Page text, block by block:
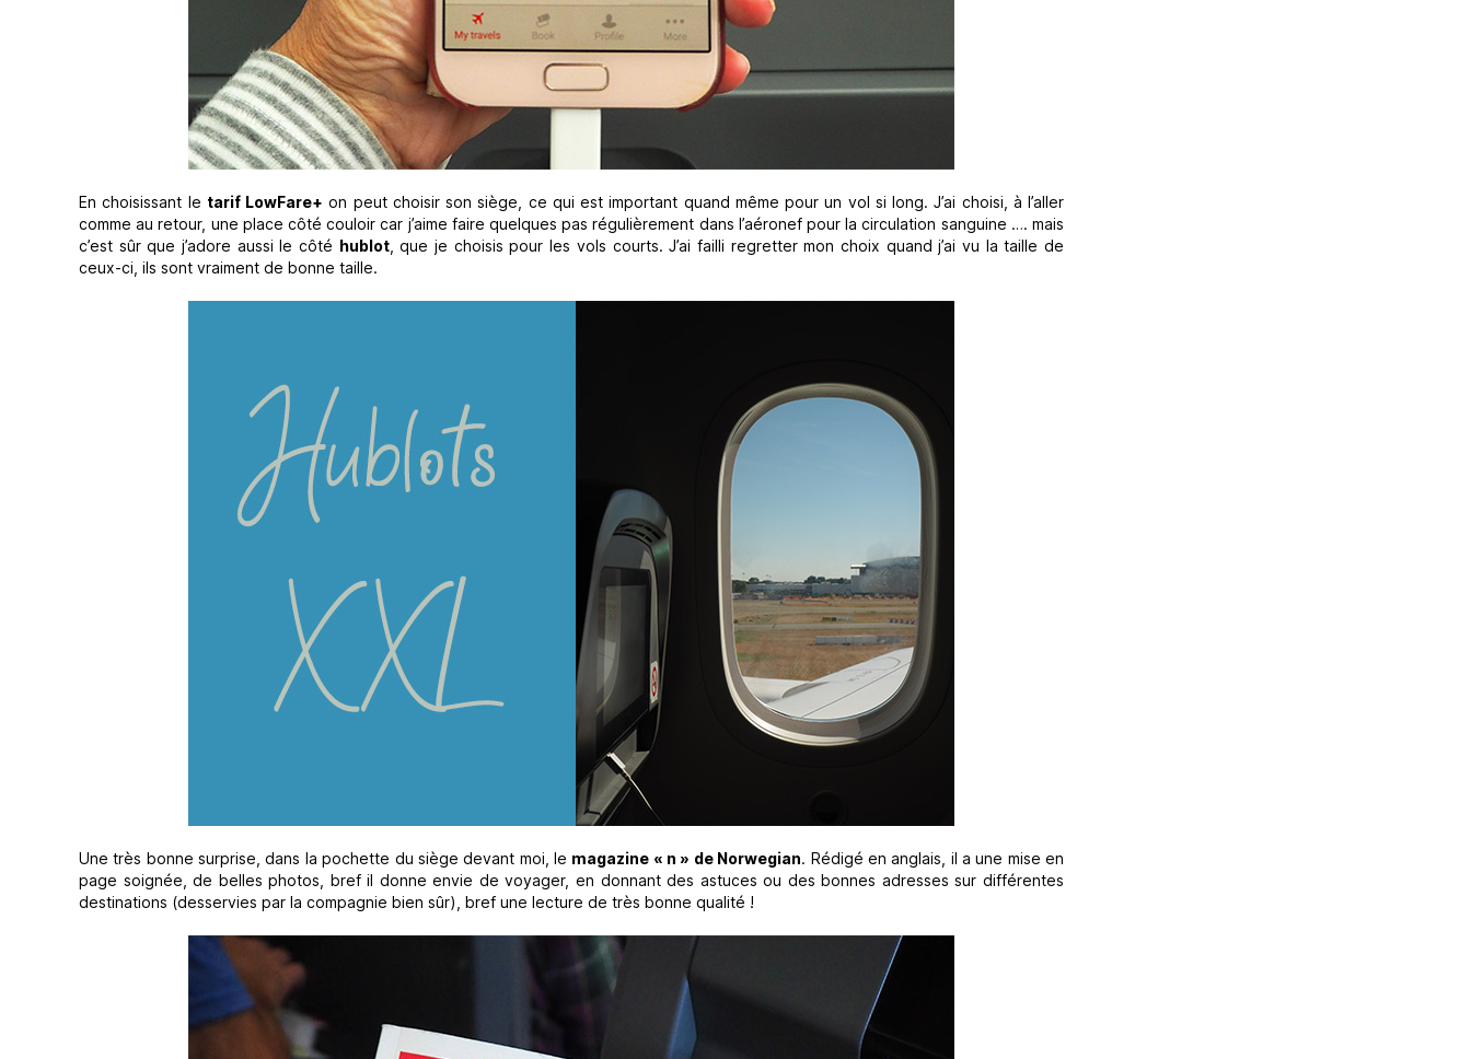
En choisissant le tarif LowFare+ on peut choisir son siège, ce qui est important quand même pour un vol si long. J’ai choisi, à l’aller
comme au retour, une place côté couloir car j’aime faire quelques pas régulièrement dans l’aéronef pour la circulation sanguine …. mais
c’est sûr que j’adore aussi le côté hublot, que je choisis pour les vols courts. J’ai failli regretter mon choix quand j’ai vu la taille de
ceux-ci, ils sont vraiment de bonne taille.
Une très bonne surprise, dans la pochette du siège devant moi, le magazine « n » de Norwegian. Rédigé en anglais, il a une mise en
page soignée, de belles photos, bref il donne envie de voyager, en donnant des astuces ou des bonnes adresses sur différentes
destinations (desservies par la compagnie bien sûr), bref une lecture de très bonne qualité !